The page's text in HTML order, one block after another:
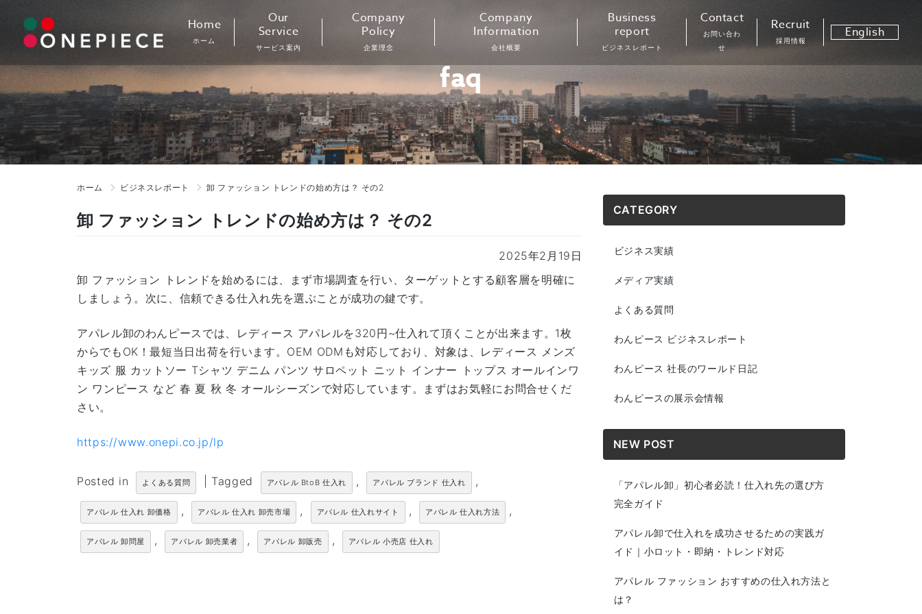
content
Home
ホーム
Our
Service
サービス案内
Company
Policy
企業理念
Company
Information
会社概要
Business
report
ビジネスレポート
Contact
お問い合わ
せ
Recruit
採用情報 English
faq
ホーム ビジネスレポート 卸 ファッション トレンドの始め方は？ その2
卸 ファッション トレンドの始め方は？ その2
2025年2月19日
卸 ファッション トレンドを始めるには、まず市場調査を行い、ターゲットとする顧客層を明確に
しましょう。次に、信頼できる仕入れ先を選ぶことが成功の鍵です。
アパレル卸のわんピースでは、レディース アパレルを320円~仕入れて頂くことが出来ます。1枚
からでもOK！最短当日出荷を行います。OEM ODMも対応しており、対象は、レディース メンズ
キッズ 服 カットソー Tシャツ デニム パンツ サロペット ニット インナー トップス オールインワ
ン ワンピース など 春 夏 秋 冬 オールシーズンで対応しています。まずはお気軽にお問合せくだ
さい。
https://www.onepi.co.jp/lp
Posted in よくある質問 Tagged アパレル BtoB 仕入れ , アパレル ブランド 仕入れ ,
アパレル 仕入れ 卸価格 , アパレル 仕入れ 卸売市場 , アパレル 仕入れサイト , アパレル 仕入れ方法 ,
アパレル 卸問屋 , アパレル 卸売業者 , アパレル 卸販売 , アパレル 小売店 仕入れ
CATEGORY
ビジネス実績
メディア実績
よくある質問
わんピース ビジネスレポート
わんピース 社長のワールド日記
わんピースの展示会情報
NEW POST
「アパレル卸」初心者必読！仕入れ先の選び方
完全ガイド
アパレル卸で仕入れを成功させるための実践ガ
イド｜小ロット・即納・トレンド対応
アパレル ファッション おすすめの仕入れ方法と
は？